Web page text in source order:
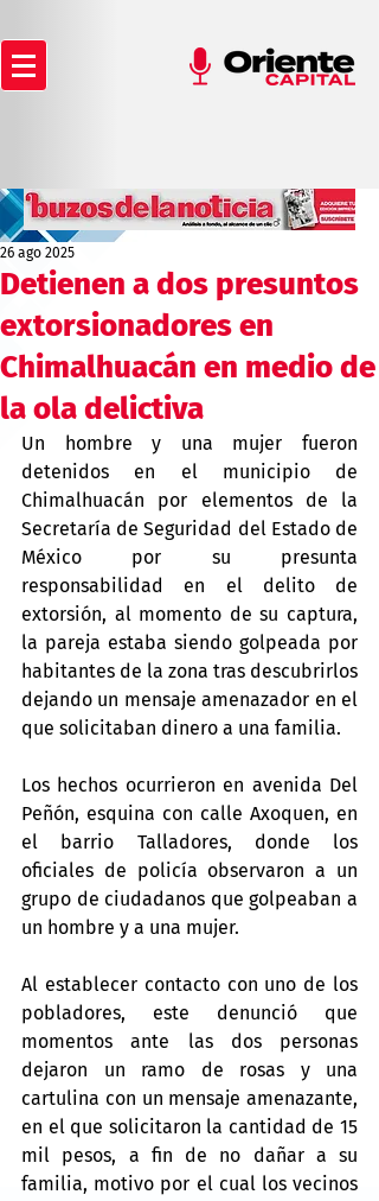
Detienen a dos presuntos
extorsionadores en
Chimalhuacán en medio de
la ola delictiva
26 ago 2025
Un hombre y una mujer fueron
detenidos en el municipio de
Chimalhuacán por elementos de la
Secretaría de Seguridad del Estado de
México por su presunta
responsabilidad en el delito de
extorsión, al momento de su captura,
la pareja estaba siendo golpeada por
habitantes de la zona tras descubrirlos
dejando un mensaje amenazador en el
que solicitaban dinero a una familia.
Los hechos ocurrieron en avenida Del
Peñón, esquina con calle Axoquen, en
el barrio Talladores, donde los
oficiales de policía observaron a un
grupo de ciudadanos que golpeaban a
un hombre y a una mujer.
Al establecer contacto con uno de los
pobladores, este denunció que
momentos ante las dos personas
dejaron un ramo de rosas y una
cartulina con un mensaje amenazante,
en el que solicitaron la cantidad de 15
mil pesos, a fin de no dañar a su
familia, motivo por el cual los vecinos